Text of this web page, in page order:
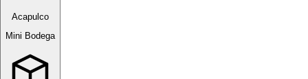
Acapulco
Mini Bodega